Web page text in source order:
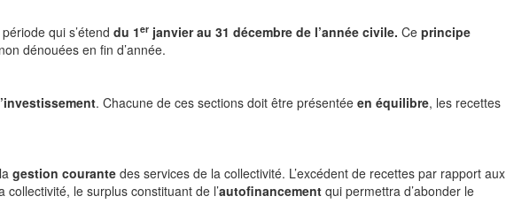
qui s’étend du 1er janvier au 31 décembre de l’année civile. Ce principe
dénouées en fin d’année.
. Chacune de ces sections doit être présentée en équilibre, les recettes
gestion courante des services de la collectivité. L’excédent de recettes par rapport aux
le surplus constituant de l’autofinancement qui permettra d’abonder le